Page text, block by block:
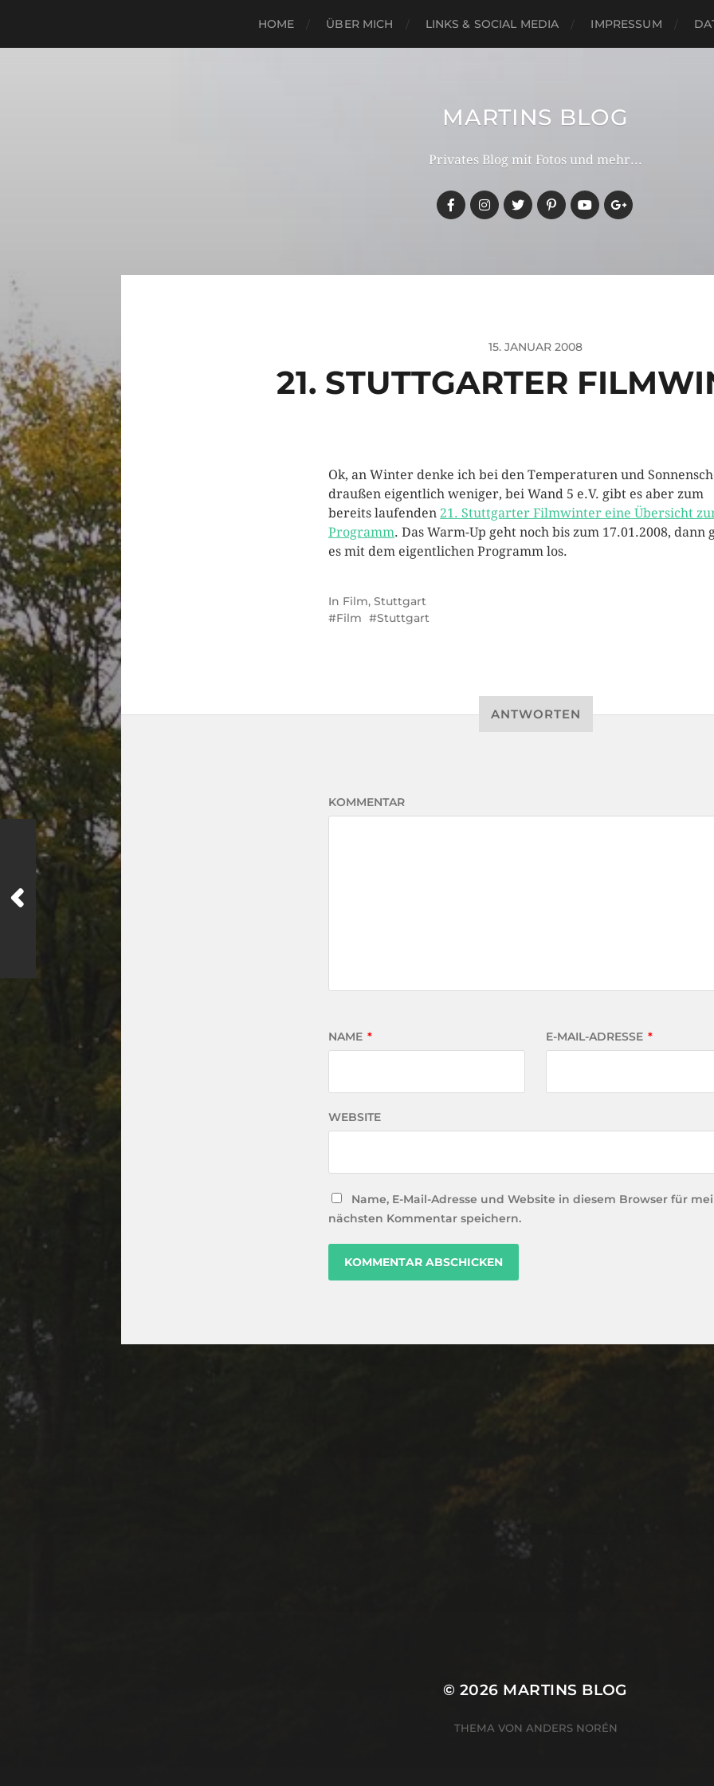
HOME ÜBER MICH LINKS & SOCIAL MEDIA IMPRESSUM
MARTINS BLOG
Privates Blog mit Fotos und mehr...
15. JANUAR 2008
21. STUTTGARTER
Ok, an Winter denke ich bei den Temperaturen und
draußen eigentlich weniger, bei Wand 5 e.V. gibt es aber zum
bereits laufenden 21. Stuttgarter Filmwinter eine Übersicht
Programm. Das Warm-Up geht noch bis zum 17.01.2008, dann
es mit dem eigentlichen Programm los.
In Film, Stuttgart
Film
Stuttgart
ANTWORTEN
KOMMENTAR
NAME * E-MAIL-ADRESSE *
WEBSITE
Name, E-Mail-Adresse und Website in diesem Browser für
nächsten Kommentar speichern.
© 2026 MARTINS BLOG
THEMA VON ANDERS NORÉN